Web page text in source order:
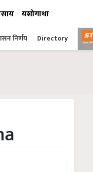
यशोगाथा
निर्णय Directory